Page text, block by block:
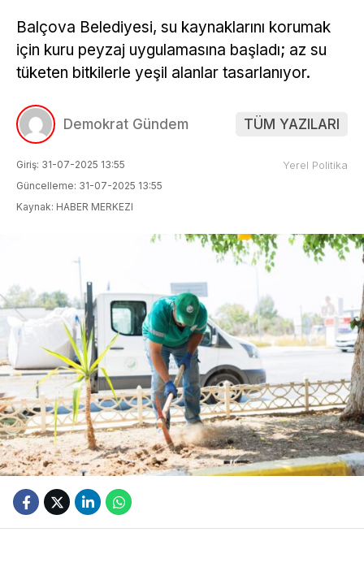
Balçova Belediyesi, su kaynaklarını korumak
için kuru peyzaj uygulamasına başladı; az su
tüketen bitkilerle yeşil alanlar tasarlanıyor.
Demokrat Gündem TÜM YAZILARI
Giriş: 31-07-2025 13:55
Güncelleme: 31-07-2025 13:55
Kaynak: HABER MERKEZI
Yerel Politika